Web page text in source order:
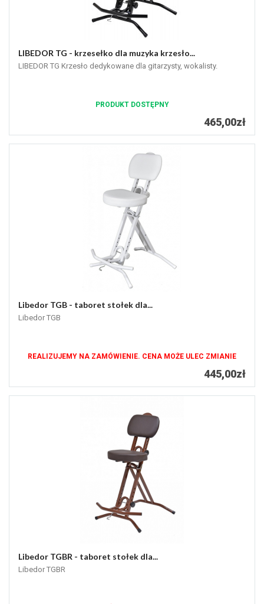
LIBEDOR TG - krzesełko dla muzyka krzesło...
LIBEDOR TG Krzesło dedykowane dla gitarzysty, wokalisty.
PRODUKT DOSTĘPNY
465,00zł
Libedor TGB - taboret stołek dla...
Libedor TGB
REALIZUJEMY NA ZAMÓWIENIE. CENA MOŻE ULEC ZMIANIE
445,00zł
Libedor TGBR - taboret stołek dla...
Libedor TGBR